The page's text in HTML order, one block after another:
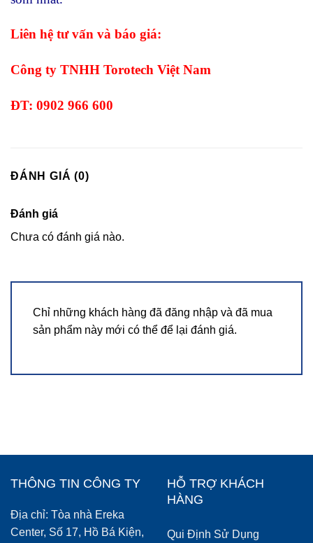
Liên hệ tư vấn và báo giá:
Công ty TNHH Torotech Việt Nam
ĐT: 0902 966 600
ĐÁNH GIÁ (0)
Đánh giá
Chưa có đánh giá nào.
Chỉ những khách hàng đã đăng nhập và đã mua
sản phẩm này mới có thể để lại đánh giá.
THÔNG TIN CÔNG TY
Địa chỉ: Tòa nhà Ereka
Center, Số 17, Hồ Bá Kiện,
HỖ TRỢ KHÁCH
HÀNG
Qui Định Sử Dụng